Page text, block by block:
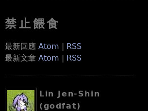
禁止餵食
最新回應 Atom | RSS
最新文章 Atom | RSS
Lin Jen-Shin
(godfat)